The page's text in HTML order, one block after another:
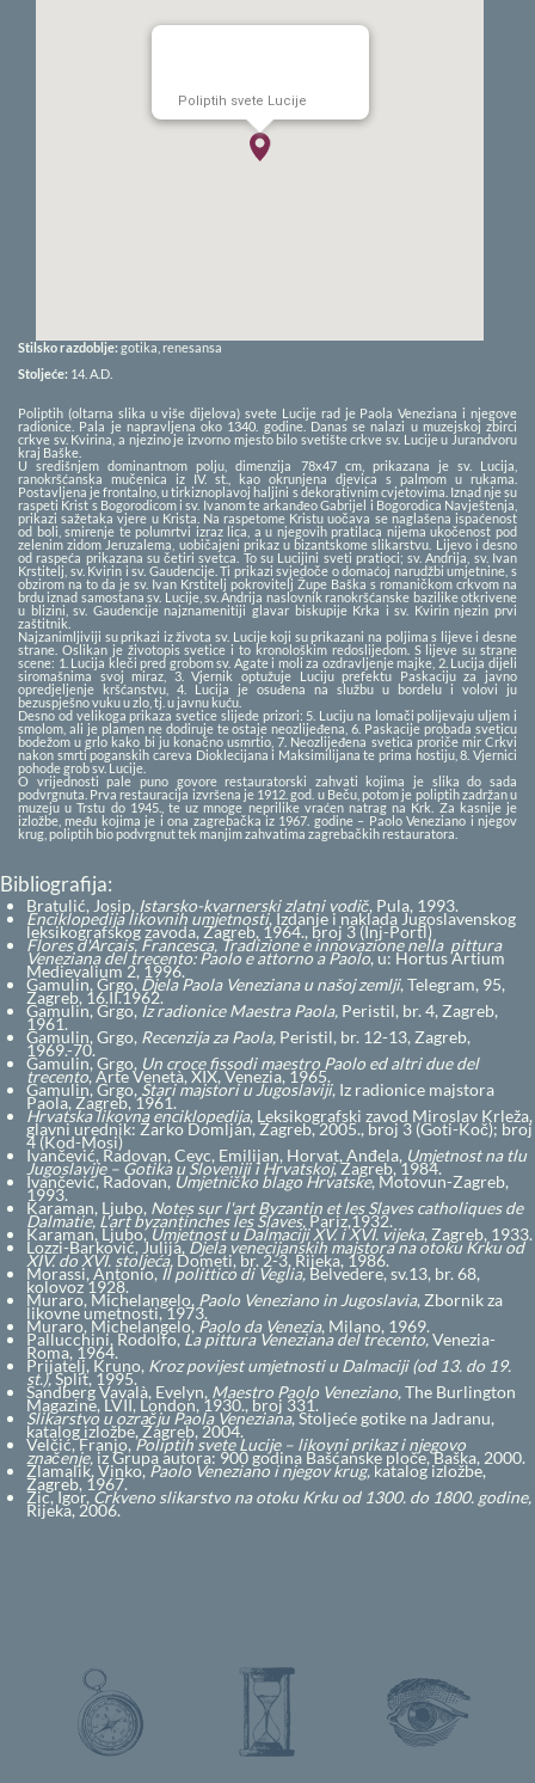
Poliptih svete Lucije
Stilsko razdoblje: gotika, renesansa
Stoljeće: 14. A.D.
Poliptih (oltarna slika u više dijelova) svete Lucije rad je Paola Veneziana i njegove
radionice. Pala je napravljena oko 1340. godine. Danas se nalazi u muzejskoj zbirci
crkve sv. Kvirina, a njezino je izvorno mjesto bilo svetište crkve sv. Lucije u Jurandvoru
kraj Baške.
U središnjem dominantnom polju, dimenzija 78x47 cm, prikazana je sv. Lucija,
ranokršćanska mučenica iz IV. st., kao okrunjena djevica s palmom u rukama.
Postavljena je frontalno, u tirkiznoplavoj haljini s dekorativnim cvjetovima. Iznad nje su
raspeti Krist s Bogorodicom i sv. Ivanom te arkanđeo Gabrijel i Bogorodica Navještenja,
prikazi sažetaka vjere u Krista. Na raspetome Kristu uočava se naglašena ispaćenost
od boli, smirenje te polumrtvi izraz lica, a u njegovih pratilaca nijema ukočenost pod
zelenim zidom Jeruzalema, uobičajeni prikaz u bizantskome slikarstvu. Lijevo i desno
od raspeća prikazana su četiri svetca. To su Lucijini sveti pratioci; sv. Andrija, sv. Ivan
Krstitelj, sv. Kvirin i sv. Gaudencije. Ti prikazi svjedoče o domaćoj narudžbi umjetnine, s
obzirom na to da je sv. Ivan Krstitelj pokrovitelj Župe Baška s romaničkom crkvom na
brdu iznad samostana sv. Lucije, sv. Andrija naslovnik ranokršćanske bazilike otkrivene
u blizini, sv. Gaudencije najznamenitiji glavar biskupije Krka i sv. Kvirin njezin prvi
zaštitnik.
Najzanimljiviji su prikazi iz života sv. Lucije koji su prikazani na poljima s lijeve i desne
strane. Oslikan je životopis svetice i to kronološkim redoslijedom. S lijeve su strane
scene: 1. Lucija kleči pred grobom sv. Agate i moli za ozdravljenje majke, 2. Lucija dijeli
siromašnima svoj miraz, 3. Vjernik optužuje Luciju prefektu Paskaciju za javno
opredjeljenje kršćanstvu, 4. Lucija je osuđena na službu u bordelu i volovi ju
bezuspješno vuku u zlo, tj. u javnu kuću.
Desno od velikoga prikaza svetice slijede prizori: 5. Luciju na lomači polijevaju uljem i
smolom, ali je plamen ne dodiruje te ostaje neozlijeđena, 6. Paskacije probada sveticu
bodežom u grlo kako bi ju konačno usmrtio, 7. Neozlijeđena svetica proriče mir Crkvi
nakon smrti poganskih careva Dioklecijana i Maksimilijana te prima hostiju, 8. Vjernici
pohode grob sv. Lucije.
O vrijednosti pale puno govore restauratorski zahvati kojima je slika do sada
podvrgnuta. Prva restauracija izvršena je 1912. god. u Beču, potom je poliptih zadržan u
muzeju u Trstu do 1945., te uz mnoge neprilike vraćen natrag na Krk. Za kasnije je
izložbe, među kojima je i ona zagrebačka iz 1967. godine – Paolo Veneziano i njegov
krug, poliptih bio podvrgnut tek manjim zahvatima zagrebačkih restauratora.
Bibliografija:
Bratulić, Josip, Istarsko-kvarnerski zlatni vodič, Pula, 1993.
Enciklopedija likovnih umjetnosti, Izdanje i naklada Jugoslavenskog
leksikografskog zavoda, Zagreb, 1964., broj 3 (Inj-Portl)
Flores d'Arcais, Francesca, Tradizione e innovazione nella pittura
Veneziana del trecento: Paolo e attorno a Paolo, u: Hortus Artium
Medievalium 2, 1996.
Gamulin, Grgo,Djela Paola Veneziana u našoj zemlji, Telegram, 95,
Zagreb, 16.II.1962.
Gamulin, Grgo, Iz radionice Maestra Paola, Peristil, br. 4, Zagreb,
1961.
Gamulin, Grgo, Recenzija za Paola, Peristil, br. 12-13, Zagreb,
1969.-70.
Gamulin, Grgo, Un croce fissodi maestro Paolo ed altri due del
trecento, Arte Venetà, XIX, Venezia, 1965.
Gamulin, Grgo,Stari majstori u Jugoslaviji, Iz radionice majstora
Paola, Zagreb, 1961.
Hrvatska likovna enciklopedija, Leksikografski zavod Miroslav Krleža,
glavni urednik: Žarko Domljan, Zagreb, 2005., broj 3 (Goti-Koč); broj
4 (Kod-Mosi)
Ivančević, Radovan, Cevc, Emilijan, Horvat, Anđela, Umjetnost na tlu
Jugoslavije – Gotika u Sloveniji i Hrvatskoj, Zagreb, 1984.
Ivančević, Radovan, Umjetničko blago Hrvatske, Motovun-Zagreb,
1993.
Karaman, Ljubo, Notes sur l'art Byzantin et les Slaves catholiques de
Dalmatie, L'art byzantinches les Slaves,Pariz,1932.
Karaman, Ljubo,Umjetnost u Dalmaciji XV. i XVI. vijeka, Zagreb, 1933.
Lozzi-Barković, Julija,Djela venecijanskih majstora na otoku Krku od
XIV. do XVI. stoljeća,Dometi, br. 2-3, Rijeka, 1986.
Morassi, Antonio,Il polittico di Veglia,Belvedere, sv.13, br. 68,
kolovoz 1928.
Muraro, Michelangelo, Paolo Veneziano in Jugoslavia, Zbornik za
likovne umetnosti, 1973.
Muraro, Michelangelo,Paolo da Venezia, Milano, 1969.
Pallucchini, Rodolfo,La pittura Veneziana del trecento,Venezia-
Roma, 1964.
Prijatelj, Kruno, Kroz povijest umjetnosti u Dalmaciji (od 13. do 19.
st.),Split, 1995.
Sandberg Vavalà, Evelyn, Maestro Paolo Veneziano,The Burlington
Magazine, LVII, London, 1930., broj 331.
Slikarstvo u ozračju Paola Veneziana, Stoljeće gotike na Jadranu,
katalog izložbe, Zagreb, 2004.
Velčić, Franjo,Poliptih svete Lucije – likovni prikaz i njegovo
značenje,iz Grupa autora: 900 godina Bašćanske ploče, Baška, 2000.
Zlamalik, Vinko,Paolo Veneziano i njegov krug,katalog izložbe,
Zagreb, 1967.
Žic, Igor,Crkveno slikarstvo na otoku Krku od 1300. do 1800. godine,
Rijeka, 2006.